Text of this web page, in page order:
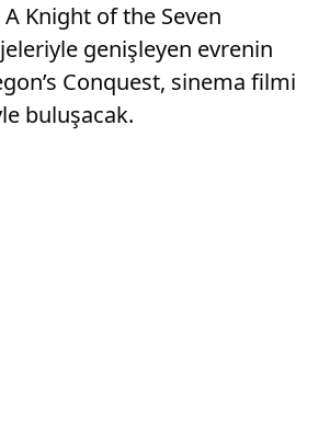
Knight of the Seven
genişleyen evrenin
Conquest, sinema filmi
buluşacak.